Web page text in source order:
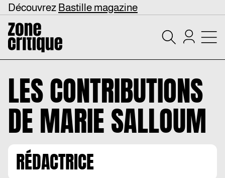
Découvrez Bastille magazine
LES CONTRIBUTIONS
DEMARIE SALLOUM
RÉDACTRICE